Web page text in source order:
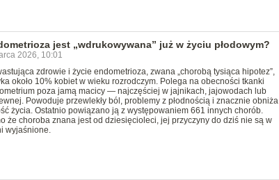
jest „wdrukowywana” już w życiu płodowym?
2026, 10:01
zdrowie i życie endometrioza, zwana „chorobą tysiąca hipotez”,
około 10% kobiet w wieku rozrodczym. Polega na obecności tkanki
poza jamą macicy — najczęściej w jajnikach, jajowodach lub
Powoduje przewlekły ból, problemy z płodnością i znacznie obniża
życia. Ostatnio powiązano ją z występowaniem 661 innych chorób.
że choroba znana jest od dziesięcioleci, jej przyczyny do dziś nie są w
wyjaśnione.